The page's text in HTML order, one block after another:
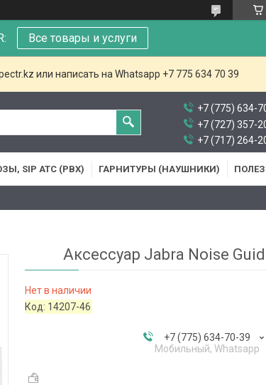
Все товары и услуги
или написать на Whatsapp +7 775 634 70 39
+7 (775) 634-
+7 (727) 357-
+7 (717) 264-
SIP АТС (PBX) ГАРНИТУРЫ (НАУШНИКИ)
Аксессуар Jabra Noise
Нет в наличии
Код: 14207-46
+7 (775) 634-70-39
Мобильный, Whatsapp